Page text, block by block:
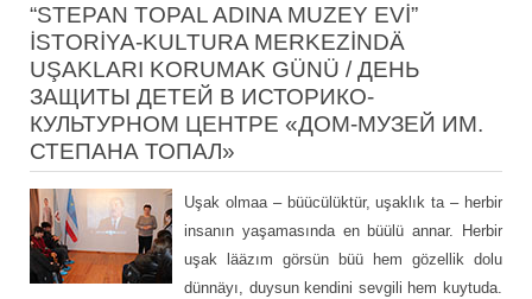
“STEPAN TOPAL ADINA MUZEY EVİ”
İSTORİYA-KULTURA MERKEZİNDÄ
UŞAKLARI KORUMAK GÜNÜ / ДЕНЬ
ЗАЩИТЫ ДЕТЕЙ В ИСТОРИКО-
КУЛЬТУРНОМ ЦЕНТРЕ «ДОМ-МУЗЕЙ ИМ.
СТЕПАНА ТОПАЛ»
Uşak olmaa – büücülüktür, uşaklık ta – herbir
insanın yaşamasında en büülü annar. Herbir
uşak lääzım görsün büü hem gözellik dolu
dünnäyı, duysun kendini sevgili hem kuytuda.